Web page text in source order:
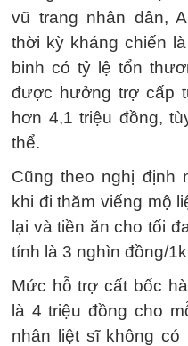
vũ trang nhân dân,
thời kỳ kháng chiến
binh có tỷ lệ tổn
được hưởng trợ cấp
hơn 4,1 triệu đồng,
thể.
Cũng theo nghị định
khi đi thăm viếng mộ
lại và tiền ăn cho tối
tính là 3 nghìn đồng/
Mức hỗ trợ cất bốc
là 4 triệu đồng cho
nhân liệt sĩ không có